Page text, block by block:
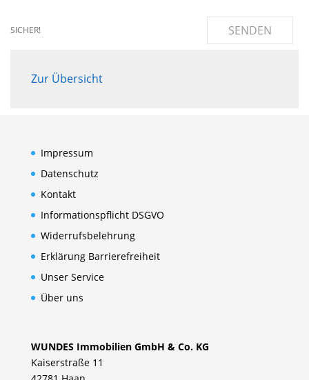
SICHER! SENDEN
Zur Übersicht
Impressum
Datenschutz
Kontakt
Informationspflicht DSGVO
Widerrufsbelehrung
Erklärung Barrierefreiheit
Unser Service
Über uns
WUNDES Immobilien GmbH & Co. KG
Kaiserstraße 11